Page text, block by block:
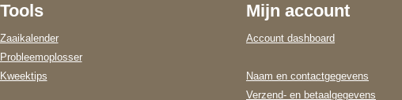
Tools
Zaaikalender
Probleemoplosser
Kweektips
Mijn account
Account dashboard
Naam en contactgegevens
Verzend- en betaalgegevens